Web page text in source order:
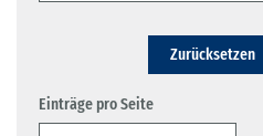
Zurücksetzen
Einträge pro Seite